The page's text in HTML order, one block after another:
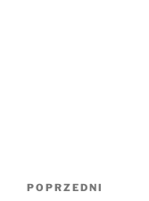
Poprzedni
POPRZEDNI